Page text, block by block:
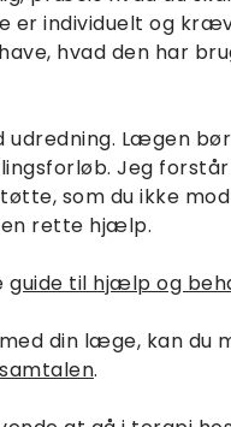
individuelt og
hvad den har
Lægen
Jeg
som du ikke
rette hjælp.
guide til hjælp og
din læge, kan du
.